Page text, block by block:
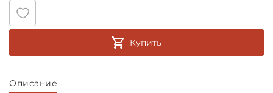
Купить
Описание